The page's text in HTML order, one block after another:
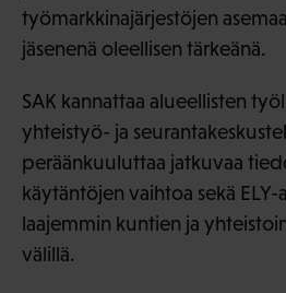
työmarkkinajärjestöjen
jäsenenä oleellisen tärkeänä.
SAK kannattaa alueellisten
yhteistyö- ja
peräänkuuluttaa jatkuvaa
käytäntöjen vaihtoa sekä ELY-
laajemmin kuntien ja
välillä.